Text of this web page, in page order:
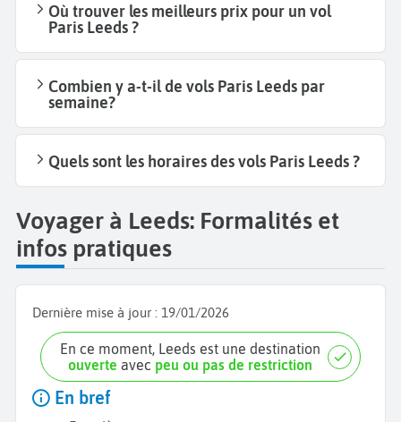
Où trouver les meilleurs prix pour un vol
Paris Leeds ?
Combien y a-t-il de vols Paris Leeds par
semaine?
Quels sont les horaires des vols Paris Leeds ?
Voyager à Leeds: Formalités et
infos pratiques
Dernière mise à jour : 19/01/2026
En ce moment, Leeds est une destination
ouverte avec peu ou pas de restriction
En bref